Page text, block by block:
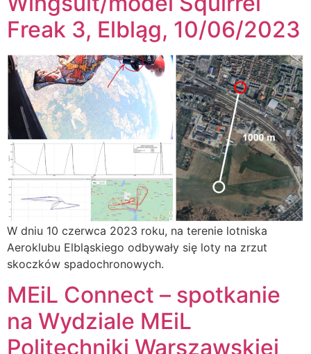
Freak 3, Elbląg, 10/06/2023
W dniu 10 czerwca 2023 roku, na terenie lotniska
Aeroklubu Elbląskiego odbywały się loty na zrzut
skoczków spadochronowych.
MEiL Connect – spotkanie
na Wydziale MEiL
Politechniki Warszawskiej